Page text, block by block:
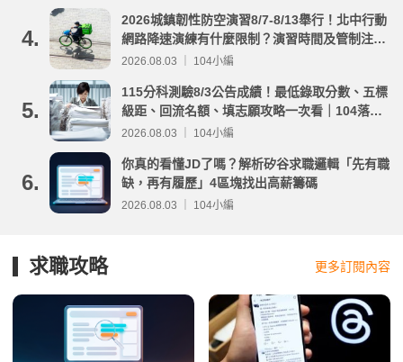
4.
2026城鎮韌性防空演習8/7-8/13舉行！北中行動
網路降速演練有什麼限制？演習時間及管制注意
事項整理
2026.08.03 ｜ 104小編
5.
115分科測驗8/3公告成績！最低錄取分數、五標
級距、回流名額、填志願攻略一次看｜104落點
分析
2026.08.03 ｜ 104小編
6.
你真的看懂JD了嗎？解析矽谷求職邏輯「先有職
缺，再有履歷」4區塊找出高薪籌碼
2026.08.03 ｜ 104小編
求職攻略 更多訂閱內容